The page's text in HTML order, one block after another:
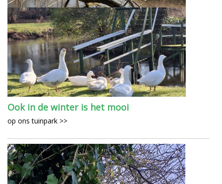
Ook in de winter is het mooi
op ons tuinpark >>